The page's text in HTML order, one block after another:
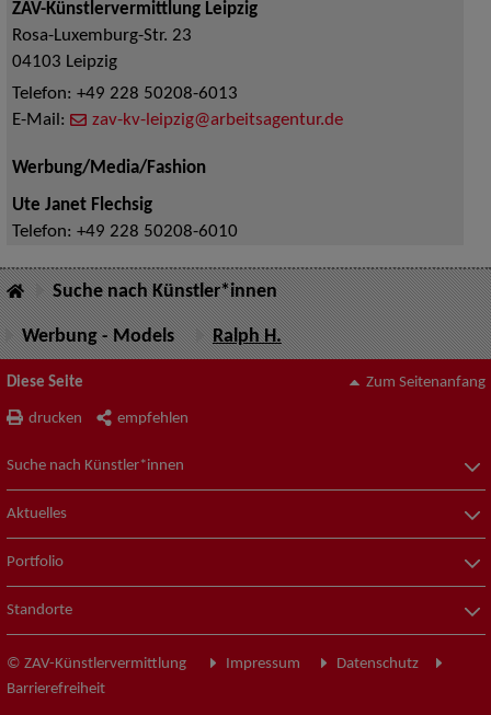
ZAV-Künstlervermittlung Leipzig
Rosa-Luxemburg-Str. 23
04103 Leipzig
Telefon: +49 228 50208-6013
E-Mail:
zav-kv-leipzig@arbeitsagentur.de
Werbung/Media/Fashion
Ute Janet Flechsig
Telefon: +49 228 50208-6010
Suche nach Künstler*innen
Werbung - Models Ralph H.
Diese Seite
drucken empfehlen
Zum Seitenanfang
Suche nach Künstler*innen
Aktuelles
Portfolio
Standorte
© ZAV-Künstlervermittlung Impressum
Datenschutz
Barrierefreiheit